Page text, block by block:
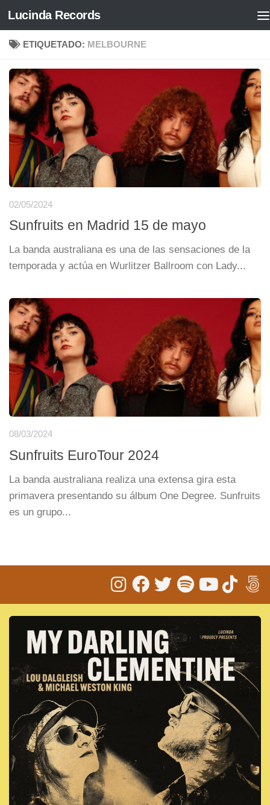
Saltar al contenido
Lucinda Records
ETIQUETADO: MELBOURNE
02/05/2024
Sunfruits en Madrid 15 de mayo
La banda australiana es una de las sensaciones de la
temporada y actúa en Wurlitzer Ballroom con Lady...
08/03/2024
Sunfruits EuroTour 2024
La banda australiana realiza una extensa gira esta
primavera presentando su álbum One Degree. Sunfruits
es un grupo...